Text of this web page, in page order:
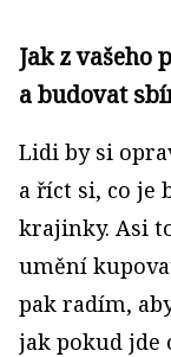
Jak z vašeho
a budovat
Lidi by si
a říct si, co je
krajinky. Asi
umění
pak radím,
jak pokud jde